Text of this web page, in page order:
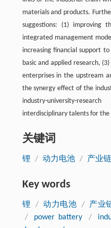
materials and products.
suggestions: (1) improving
integrated management
increasing financial support
basic and applied research,
enterprises in the upstream
the synergy effect of the
industry-university-
interdisciplinary talents for the
关键词
锂 / 动力电池 / 产业链
Key words
锂 / 动力电池 / 产业
/
power battery /